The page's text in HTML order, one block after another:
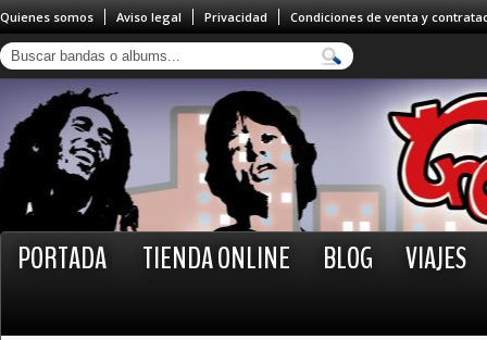
Quienes somos Aviso legal Privacidad Condiciones de venta y
PORTADA TIENDA ONLINE BLOG VIAJES